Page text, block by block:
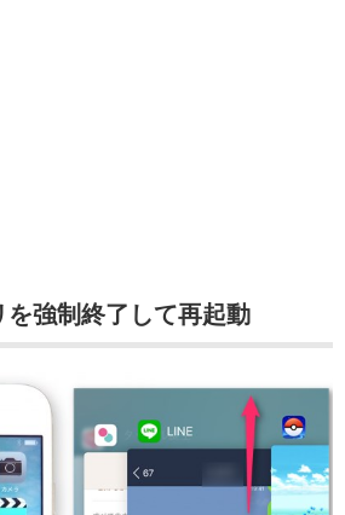
を強制終了して再起動